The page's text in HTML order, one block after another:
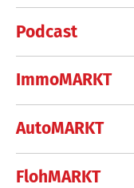
Podcast
ImmoMARKT
AutoMARKT
FlohMARKT